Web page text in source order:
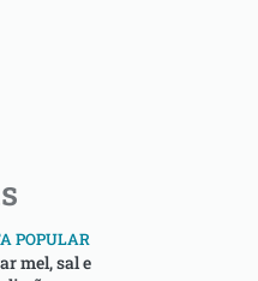
POPULAR
mel, sal e